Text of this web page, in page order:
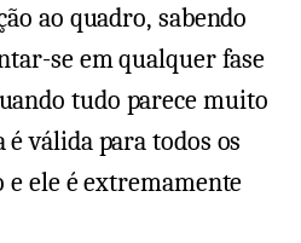
ao quadro, sabendo
se em qualquer fase
tudo parece muito
válida para todos os
ele é extremamente